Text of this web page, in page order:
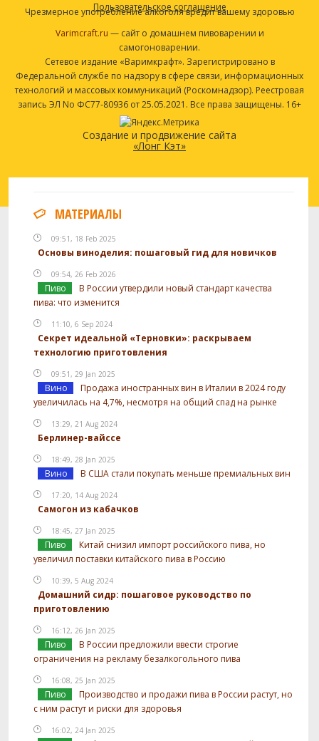
Пользовательское соглашение
Чрезмерное употребление алкоголя вредит вашему здоровью
Varimcraft.ru — сайт о домашнем пивоварении и
самогоноварении.
Сетевое издание «Варимкрафт». Зарегистрировано в
Федеральной службе по надзору в сфере связи, информационных
технологий и массовых коммуникаций (Роскомнадзор). Реестровая
запись ЭЛ No ФС77-80936 от 25.05.2021. Все права защищены. 16+
Создание и продвижение сайта
«Лонг Кэт»
МАТЕРИАЛЫ
09:51, 18 Feb 2025
Основы виноделия: пошаговый гид для новичков
09:54, 26 Feb 2026
Пиво
В России утвердили новый стандарт качества
пива: что изменится
11:10, 6 Sep 2024
Секрет идеальной «Терновки»: раскрываем
технологию приготовления
09:51, 29 Jan 2025
Вино
Продажа иностранных вин в Италии в 2024 году
увеличилась на 4,7%, несмотря на общий спад на рынке
13:29, 21 Aug 2024
Берлинер-вайссе
18:49, 28 Jan 2025
Вино В США стали покупать меньше премиальных вин
17:20, 14 Aug 2024
Самогон из кабачков
18:45, 27 Jan 2025
Пиво
Китай снизил импорт российского пива, но
увеличил поставки китайского пива в Россию
10:39, 5 Aug 2024
Домашний сидр: пошаговое руководство по
приготовлению
16:12, 26 Jan 2025
Пиво
В России предложили ввести строгие
ограничения на рекламу безалкогольного пива
16:08, 25 Jan 2025
Пиво
Производство и продажи пива в России растут, но
с ним растут и риски для здоровья
16:02, 24 Jan 2025